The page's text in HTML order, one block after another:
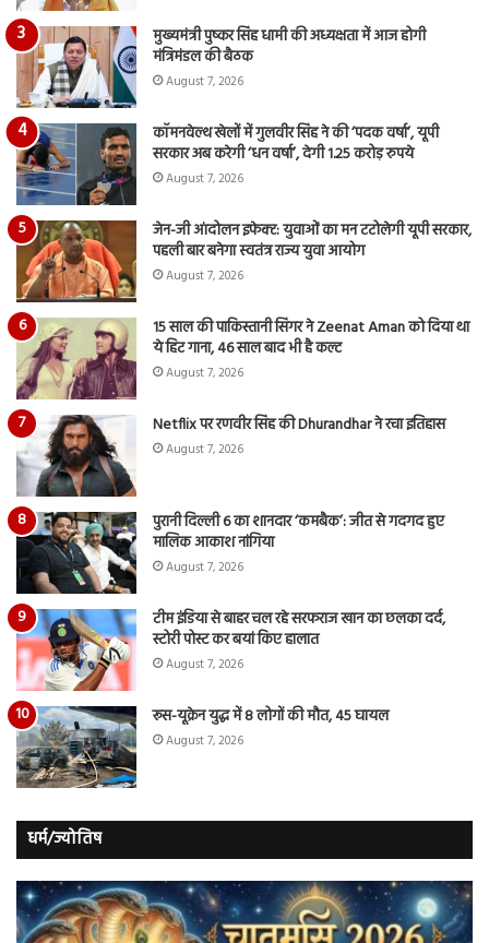
मुख्यमंत्री पुष्कर सिंह धामी की अध्यक्षता में आज होगी
मंत्रिमंडल की बैठक
August 7, 2026
कॉमनवेल्थ खेलों में गुलवीर सिंह ने की ‘पदक वर्षा’, यूपी
सरकार अब करेगी ‘धन वर्षा’, देगी 1.25 करोड़ रुपये
August 7, 2026
जेन-जी आंदोलन इफेक्ट: युवाओं का मन टटोलेगी यूपी सरकार,
पहली बार बनेगा स्वतंत्र राज्य युवा आयोग
August 7, 2026
15 साल की पाकिस्तानी सिंगर ने Zeenat Aman को दिया था
ये हिट गाना, 46 साल बाद भी है कल्ट
August 7, 2026
Netflix पर रणवीर सिंह की Dhurandhar ने रचा इतिहास
August 7, 2026
पुरानी दिल्ली 6 का शानदार ‘कमबैक’: जीत से गदगद हुए
मालिक आकाश नांगिया
August 7, 2026
टीम इंडिया से बाहर चल रहे सरफराज खान का छलका दर्द,
स्टोरी पोस्ट कर बयां किए हालात
August 7, 2026
रूस-यूक्रेन युद्ध में 8 लोगों की मौत, 45 घायल
August 7, 2026
धर्म/ज्योतिष